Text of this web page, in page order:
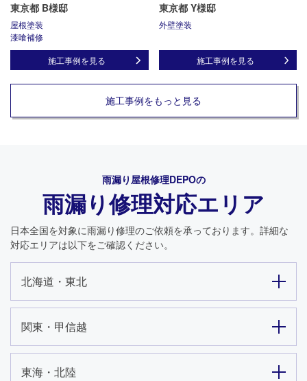
東京都 B様邸
屋根塗装
漆喰補修
施工事例を見る
東京都 Y様邸
外壁塗装
施工事例を見る
施工事例をもっと見る
雨漏り屋根修理DEPOの
雨漏り修理対応エリア
日本全国を対象に雨漏り修理のご依頼を承っております。詳細な
対応エリアは以下をご確認ください。
北海道・東北
関東・甲信越
東海・北陸